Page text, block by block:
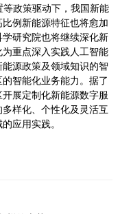
政策驱动下，我国新能
例新能源特征也将愈加
研究院也将继续深化新
重点深入实践人工智能
源政策及领域知识的智
智能化业务能力。据了
展定制化新能源数字服
样化、个性化及灵活互
应用实践。